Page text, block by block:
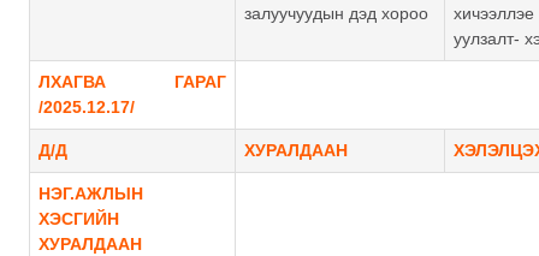
залуучуудын дэд хороо
уулзалт-
ЛХАГВА ГАРАГ
/2025.12.17/
Д/Д ХУРАЛДААН
НЭГ.АЖЛЫН
ХЭСГИЙН
ХУРАЛДААН